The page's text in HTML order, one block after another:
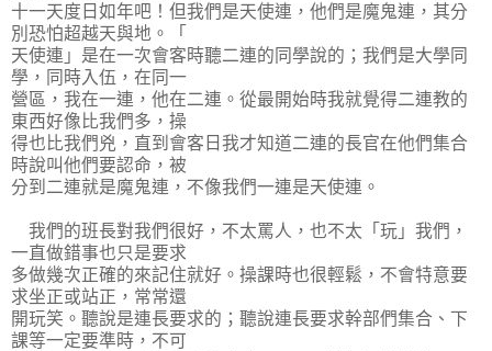
十一天度日如年吧！但我們是天使連，他們是魔鬼連，其分
別恐怕超越天與地。「
天使連」是在一次會客時聽二連的同學說的；我們是大學同
學，同時入伍，在同一
營區，我在一連，他在二連。從最開始時我就覺得二連教的
東西好像比我們多，操
得也比我們兇，直到會客日我才知道二連的長官在他們集合
時說叫他們要認命，被
分到二連就是魔鬼連，不像我們一連是天使連。
我們的班長對我們很好，不太罵人，也不太「玩」我們，
一直做錯事也只是要求
多做幾次正確的來記住就好。操課時也很輕鬆，不會特意要
求坐正或站正，常常還
開玩笑。聽說是連長要求的；聽說連長要求幹部們集合、下
課等一定要準時，不可